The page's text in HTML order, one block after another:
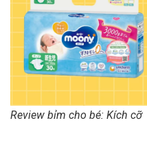
Review bỉm cho bé: Kích cỡ